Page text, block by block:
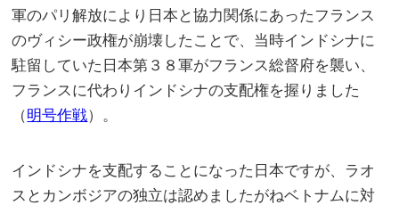
軍のパリ解放により日本と協力関係にあったフランス
のヴィシー政権が崩壊したことで、当時インドシナに
駐留していた日本第３８軍がフランス総督府を襲い、
フランスに代わりインドシナの支配権を握りました
（明号作戦）。
インドシナを支配することになった日本ですが、ラオ
スとカンボジアの独立は認めましたがねベトナムに対